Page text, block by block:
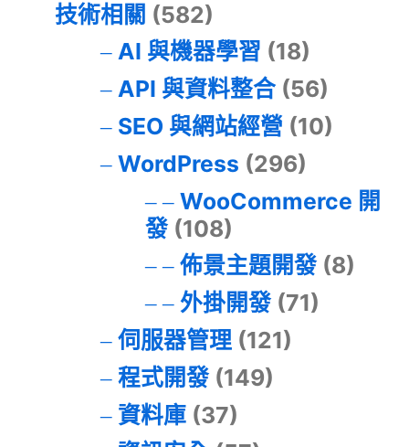
技術相關 (582)
AI 與機器學習 (18)
API 與資料整合(56)
SEO 與網站經營 (10)
WordPress (296)
WooCommerce 開
發(108)
佈景主題開發(8)
外掛開發(71)
伺服器管理(121)
程式開發(149)
資料庫(37)